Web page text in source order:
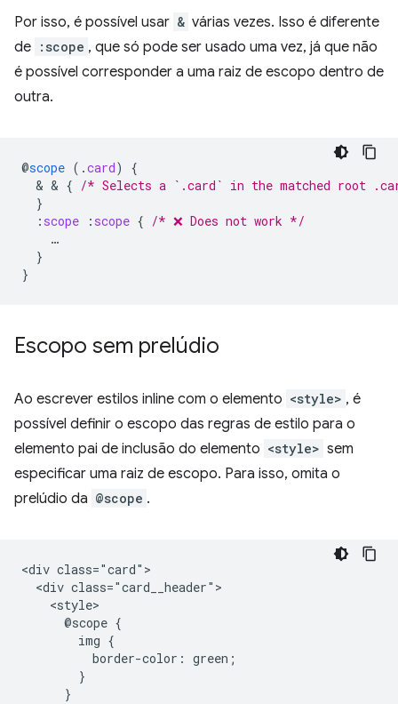
Por isso, é possível usar & várias vezes. Isso é diferente
de :scope , que só pode ser usado uma vez, já que não
é possível corresponder a uma raiz de escopo dentro de
outra.
@scope ( .card)
{
  & &
{ /* Selects a `.card` in the matched root
}
: scope : scope { /* ❌ Does not work */
…
}
}
Escopo sem prelúdio
Ao escrever estilos inline com o elemento <style> , é
possível definir o escopo das regras de estilo para o
elemento pai de inclusão do elemento <style> sem
especificar uma raiz de escopo. Para isso, omita o
prelúdio da @scope .
<div class="card">
  <div class="card__header">
    <style>
      @scope {
        img {
          border-color: green;
        }
      }